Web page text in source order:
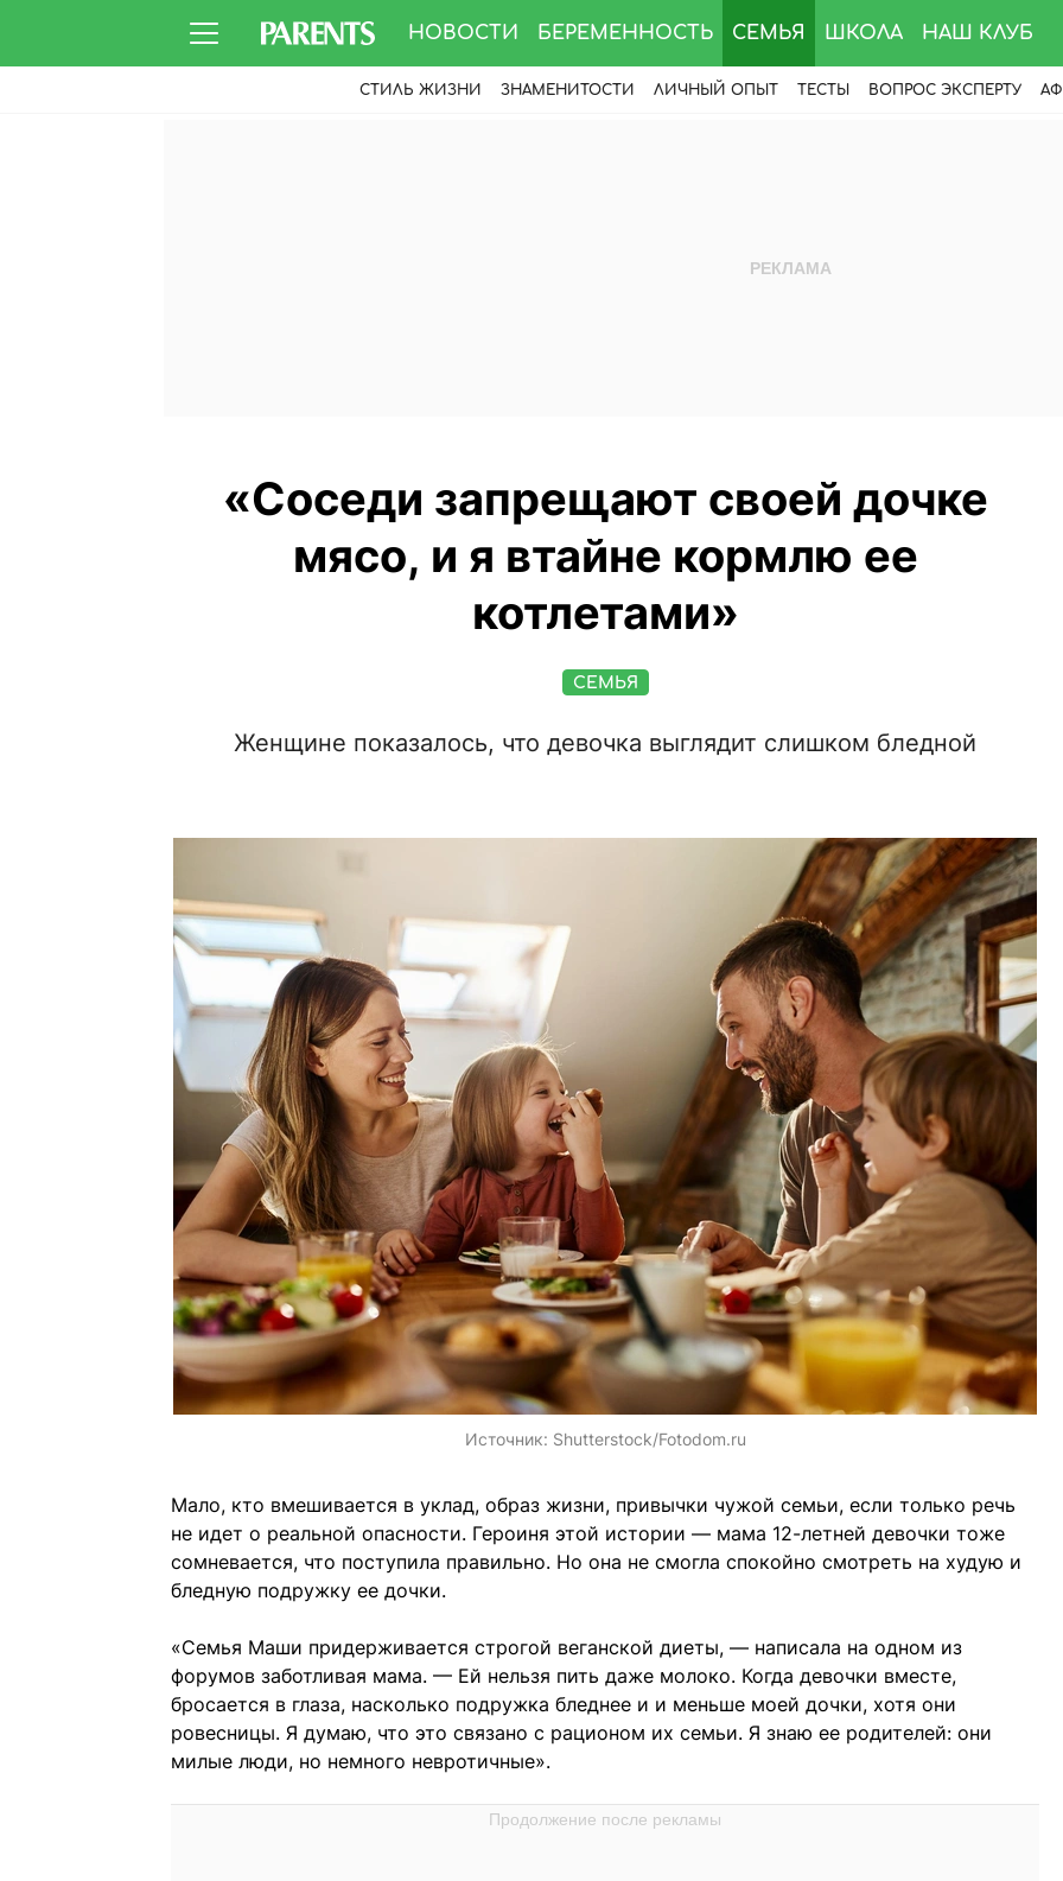
НОВОСТИ БЕРЕМЕННОСТЬ СЕМЬЯ ШКОЛА НАШ КЛУБ
СТИЛЬ ЖИЗНИ ЗНАМЕНИТОСТИ ЛИЧНЫЙ ОПЫТ ТЕСТЫ ВОПРОС ЭКСПЕРТУ
«Соседи запрещают своей дочке
мясо, и я втайне кормлю ее
котлетами»
СЕМЬЯ
Женщине показалось, что девочка выглядит слишком бледной
Источник: Shutterstock/Fotodom.ru
Мало, кто вмешивается в уклад, образ жизни, привычки чужой семьи, если только речь
не идет о реальной опасности. Героиня этой истории — мама 12-летней девочки тоже
сомневается, что поступила правильно. Но она не смогла спокойно смотреть на худую и
бледную подружку ее дочки.
«Семья Маши придерживается строгой веганской диеты, — написала на одном из
форумов заботливая мама. — Ей нельзя пить даже молоко. Когда девочки вместе,
бросается в глаза, насколько подружка бледнее и и меньше моей дочки, хотя они
ровесницы. Я думаю, что это связано с рационом их семьи. Я знаю ее родителей: они
милые люди, но немного невротичные».